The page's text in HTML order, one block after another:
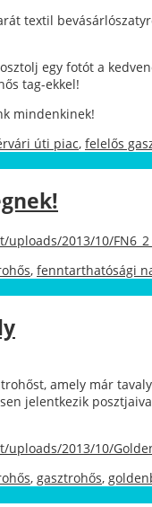
textil
egy fotót a
tag-ekkel!
mindenkinek!
úti piac, felelős
2013/10/
, fenntarthatósági
amely már
jelentkezik
2013/10/
, gasztrohős,